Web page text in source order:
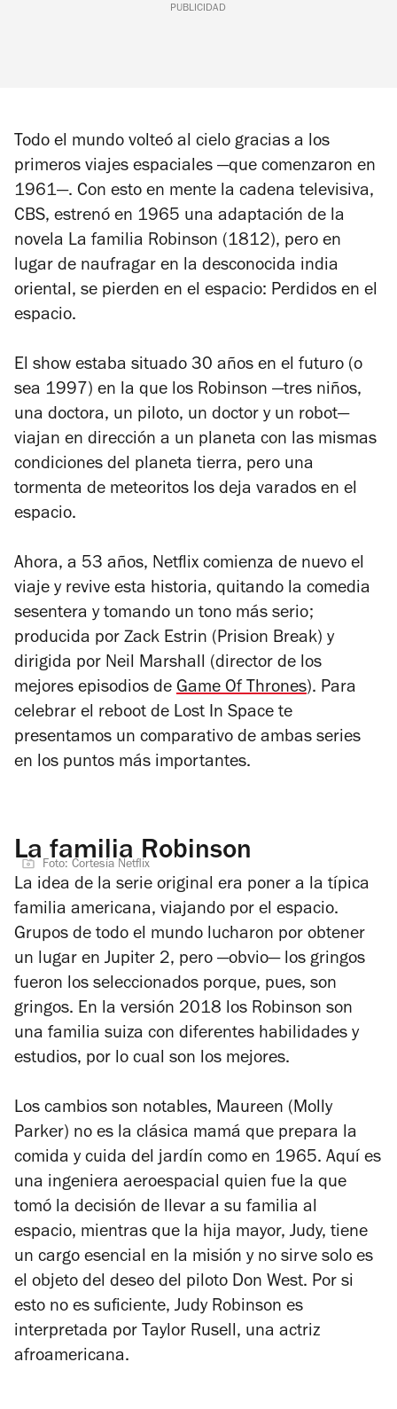
PUBLICIDAD
Todo el mundo volteó al cielo gracias a los
primeros viajes espaciales —que comenzaron en
1961—. Con esto en mente la cadena televisiva,
CBS, estrenó en 1965 una adaptación de la
novela La familia Robinson (1812), pero en
lugar de naufragar en la desconocida india
oriental, se pierden en el espacio: Perdidos en el
espacio.
El show estaba situado 30 años en el futuro (o
sea 1997) en la que los Robinson —tres niños,
una doctora, un piloto, un doctor y un robot—
viajan en dirección a un planeta con las mismas
condiciones del planeta tierra, pero una
tormenta de meteoritos los deja varados en el
espacio.
Ahora, a 53 años, Netflix comienza de nuevo el
viaje y revive esta historia, quitando la comedia
sesentera y tomando un tono más serio;
producida por Zack Estrin (Prision Break) y
dirigida por Neil Marshall (director de los
mejores episodios de Game Of Thrones). Para
celebrar el reboot de Lost In Space te
presentamos un comparativo de ambas series
en los puntos más importantes.
La familia Robinson
Foto: Cortesía Netflix
La idea de la serie original era poner a la típica
familia americana, viajando por el espacio.
Grupos de todo el mundo lucharon por obtener
un lugar en Jupiter 2, pero —obvio— los gringos
fueron los seleccionados porque, pues, son
gringos. En la versión 2018 los Robinson son
una familia suiza con diferentes habilidades y
estudios, por lo cual son los mejores.
Los cambios son notables, Maureen (Molly
Parker) no es la clásica mamá que prepara la
comida y cuida del jardín como en 1965. Aquí es
una ingeniera aeroespacial quien fue la que
tomó la decisión de llevar a su familia al
espacio, mientras que la hija mayor, Judy, tiene
un cargo esencial en la misión y no sirve solo es
el objeto del deseo del piloto Don West. Por si
esto no es suficiente, Judy Robinson es
interpretada por Taylor Rusell, una actriz
afroamericana.